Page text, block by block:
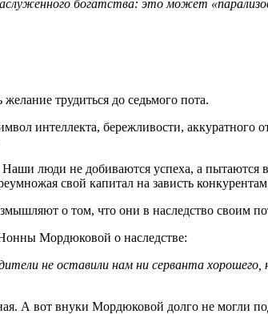
богатства: это может
трудиться до седьмого пота.
интеллекта, бережливости,
люди не добиваются успеха, а пытаются
свой капитал на зависть
о том, что они в наследство своим
Мордюковой о наследстве:
не оставили нам ни серванта хорошего,
А вот внуки Мордюковой долго не могли